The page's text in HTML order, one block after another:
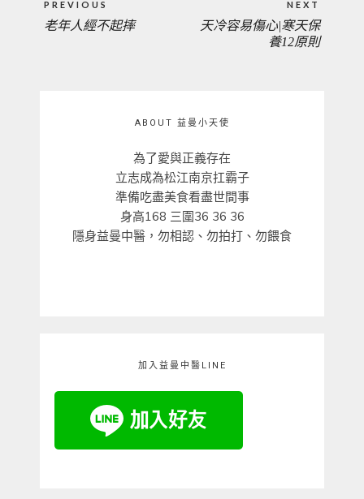
章
導
PREVIOUS
PREVIOUS
老年人經不起摔
NEXT
NEXT
天冷容易傷心|寒天保
養12原則
ABOUT 益曼小天使
為了愛與正義存在
立志成為松江南京扛霸子
準備吃盡美食看盡世間事
身高168 三圍36 36 36
隱身益曼中醫，勿相認、勿拍打、勿餵食
加入益曼中醫LINE